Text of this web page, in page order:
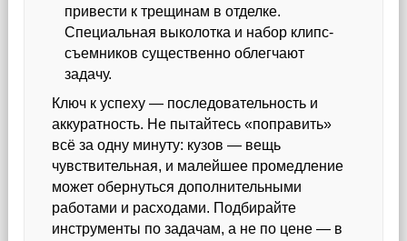
привести к трещинам в отделке.
Специальная выколотка и набор клипс-
съемников существенно облегчают
задачу.
Ключ к успеху — последовательность и
аккуратность. Не пытайтесь «поправить»
всё за одну минуту: кузов — вещь
чувствительная, и малейшее промедление
может обернуться дополнительными
работами и расходами. Подбирайте
инструменты по задачам, а не по цене — в